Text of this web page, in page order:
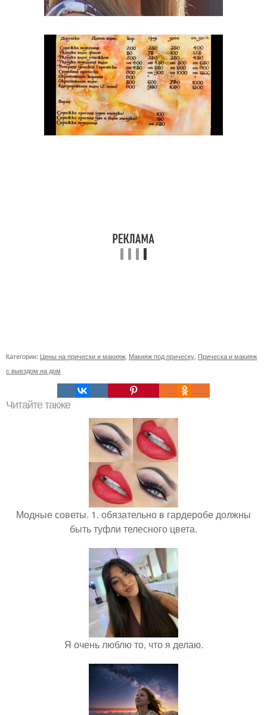
Категории: Цены на прически и макияж Макияж под прическу Прическа и макияж
с выездом на дом
Читайте также
Модные советы. 1. обязательно в гардеробе должны
быть туфли телесного цвета.
Я очень люблю то, что я делаю.